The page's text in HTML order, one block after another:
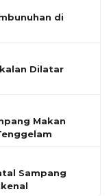
di
Dilatar
Makan
Sampang